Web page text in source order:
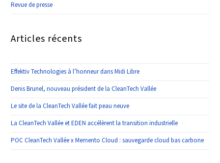
Revue de presse
Articles récents
Effektiv Technologies à l’honneur dans Midi Libre
Denis Brunel, nouveau président de la CleanTech Vallée
Le site de la CleanTech Vallée fait peau neuve
La CleanTech Vallée et EDEN accélèrent la transition industrielle
POC CleanTech Vallée x Memento Cloud : sauvegarde cloud bas carbone